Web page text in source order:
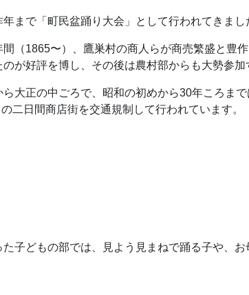
まで「町民盆踊り大会」として行われてきまし
（1865〜）、鷹巣村の商人らが商売繁盛と豊
のが好評を博し、その後は農村部からも大勢参
大正の中ごろで、昭和の初めから30年ころま
二日間商店街を交通規制して行われています。
子どもの部では、見よう見まねで踊る子や、